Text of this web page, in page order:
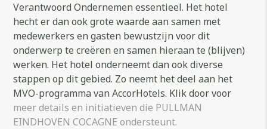
Verantwoord Ondernemen essentieel. Het hotel
hecht er dan ook grote waarde aan samen met
medewerkers en gasten bewustzijn voor dit
onderwerp te creëren en samen hieraan te (blijven)
werken. Het hotel onderneemt dan ook diverse
stappen op dit gebied. Zo neemt het deel aan het
MVO-programma van AccorHotels. Klik door voor
meer details en initiatieven die PULLMAN
EINDHOVEN COCAGNE ondersteunt.